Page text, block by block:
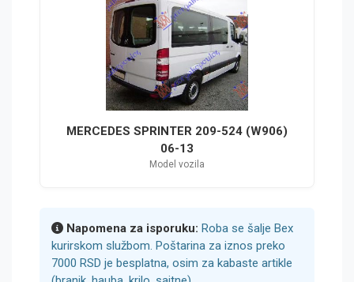
MERCEDES SPRINTER 209-524 (W906)
06-13
Model vozila
Napomena za isporuku: Roba se šalje Bex
kurirskom službom. Poštarina za iznos preko
7000 RSD je besplatna, osim za kabaste artikle